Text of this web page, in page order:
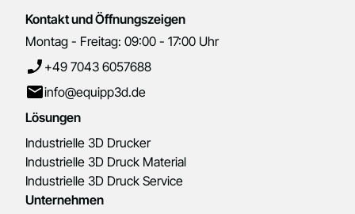
Kontakt und Öffnungszeigen
Montag - Freitag: 09:00 - 17:00 Uhr
+49 7043 6057688
info@equipp3d.de
Lösungen
Industrielle 3D Drucker
Industrielle 3D Druck Material
Industrielle 3D Druck Service
Unternehmen